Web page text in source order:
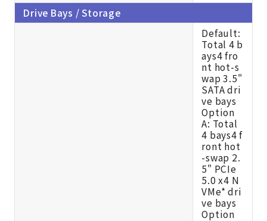
Drive Bays / Storage
Default:
Total 4 b
ays4 fro
nt hot-s
wap 3.5"
SATA dri
ve bays
Option
A: Total
4 bays4 f
ront hot
-swap 2.
5" PCIe
5.0 x4 N
VMe* dri
ve bays
Option